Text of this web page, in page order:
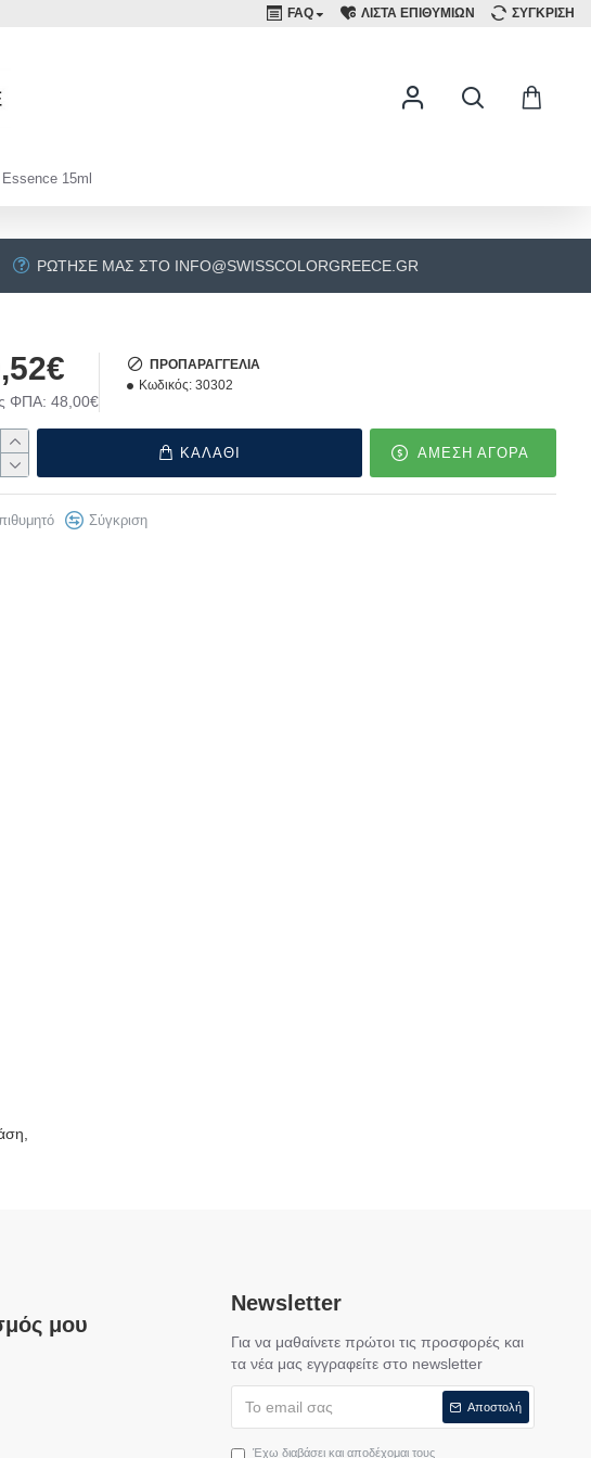
FAQ ΛΙΣΤΑ ΕΠΙΘΥΜΙΩΝ ΣΥΓΚΡΙΣΗ
15ml
ΡΏΤΗΣΕ ΜΑΣ ΣΤΟ INFO@SWISSCOLORGREECE.GR
ΦΠΑ: 48,00€
ΠΡΟΠΑΡΑΓΓΕΛΊΑ
Κωδικός: 30302
ΚΑΛΑΘΙ ΑΜΕΣΗ ΑΓΟΡΑ
Σύγκριση
μου
Newsletter
Για να μαθαίνετε πρώτοι τις προσφορές και
τα νέα μας εγγραφείτε στο newsletter
Αποστολή
Έχω διαβάσει και αποδέχομαι τους